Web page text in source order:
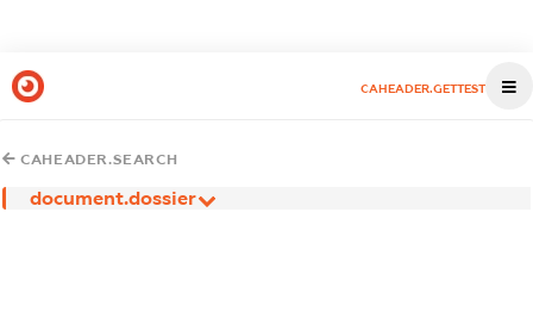
CAHEADER.GETTEST
CAHEADER.SEARCH
document.dossier